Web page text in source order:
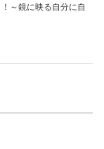
～鏡に映る自分に自